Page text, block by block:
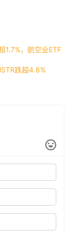
1.7%，航空业ETF
跌超4.8%